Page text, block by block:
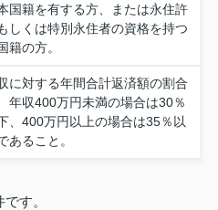
国籍を有する方、または永住許
しくは特別永住者の資格を持つ
籍の方。
に対する年間合計返済額の割合
年収400万円未満の場合は30％
、400万円以上の場合は35％以
あること。
す。